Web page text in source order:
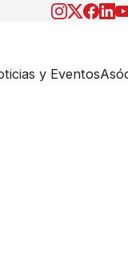
y Eventos